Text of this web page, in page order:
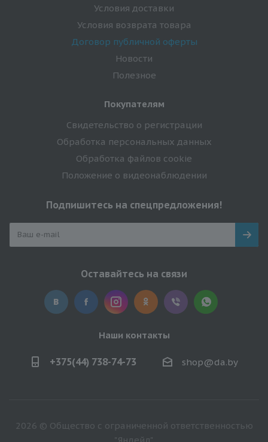
Условия доставки
Условия возврата товара
Договор публичной оферты
Новости
Полезное
Покупателям
Свидетельство о регистрации
Обработка персональных данных
Обработка файлов cookie
Положение о видеонаблюдении
Подпишитесь на спецпредложения!
Оставайтесь на связи
Наши контакты
+375(44) 738-74-73 shop@da.by
2026 © Общество с ограниченной ответственностью
"Яндейл".